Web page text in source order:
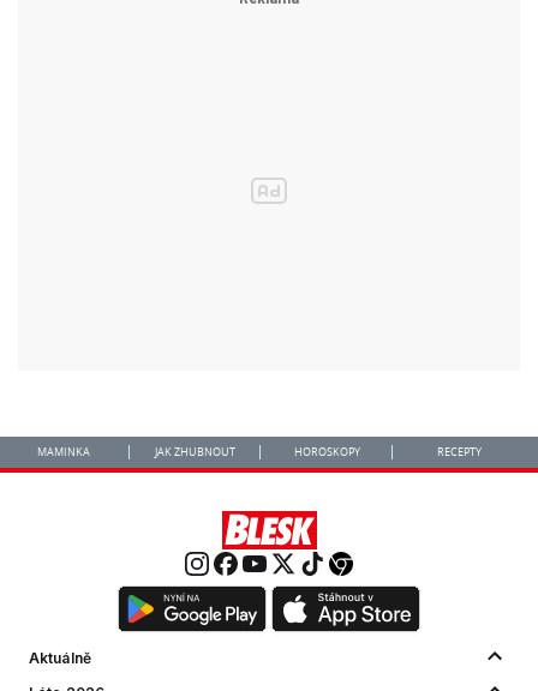
MAMINKA JAK ZHUBNOUT HOROSKOPY RECEPTY
Aktuálně